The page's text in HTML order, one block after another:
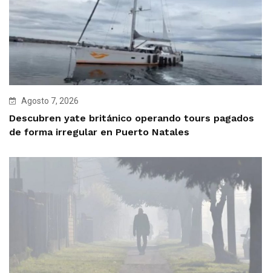
Agosto 7, 2026
Descubren yate británico operando tours pagados
de forma irregular en Puerto Natales